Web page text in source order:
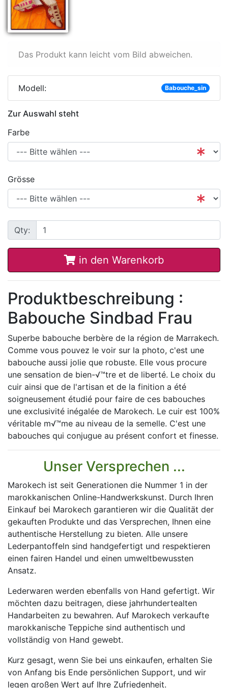
Das Produkt kann leicht vom Bild abweichen.
Modell: Babouche_sin
Zur Auswahl steht
Farbe
Grösse
Qty:
in den Warenkorb
Produktbeschreibung :
Babouche Sindbad Frau
Superbe babouche berbère de la région de Marrakech.
Comme vous pouvez le voir sur la photo, c'est une
babouche aussi jolie que robuste. Elle vous procure
une sensation de bien-√™tre et de liberté. Le choix du
cuir ainsi que de l'artisan et de la finition a été
soigneusement étudié pour faire de ces babouches
une exclusivité inégalée de Marokech. Le cuir est 100%
véritable m√™me au niveau de la semelle. C'est une
babouches qui conjugue au présent confort et finesse.
Unser Versprechen ...
Marokech ist seit Generationen die Nummer 1 in der
marokkanischen Online-Handwerkskunst. Durch Ihren
Einkauf bei Marokech garantieren wir die Qualität der
gekauften Produkte und das Versprechen, Ihnen eine
authentische Herstellung zu bieten. Alle unsere
Lederpantoffeln sind handgefertigt und respektieren
einen fairen Handel und einen umweltbewussten
Ansatz.
Lederwaren werden ebenfalls von Hand gefertigt. Wir
möchten dazu beitragen, diese jahrhundertealten
Handarbeiten zu bewahren. Auf Marokech verkaufte
marokkanische Teppiche sind authentisch und
vollständig von Hand gewebt.
Kurz gesagt, wenn Sie bei uns einkaufen, erhalten Sie
von Anfang bis Ende persönlichen Support, und wir
legen großen Wert auf Ihre Zufriedenheit.